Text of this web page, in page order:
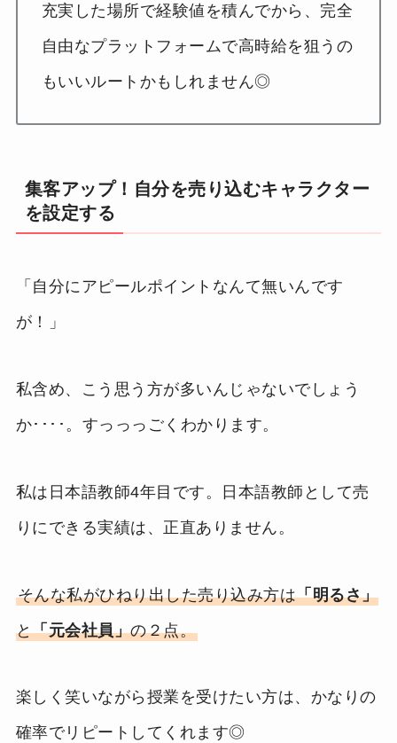
充実した場所で経験値を積んでから、完全
自由なプラットフォームで高時給を狙うの
もいいルートかもしれません◎
集客アップ！自分を売り込むキャラクター
を設定する
「自分にアピールポイントなんて無いんです
が！」
私含め、こう思う方が多いんじゃないでしょう
か････。すっっっごくわかります。
私は日本語教師4年目です。日本語教師として売
りにできる実績は、正直ありません。
そんな私がひねり出した売り込み方は「明るさ」
と「元会社員」の２点。
楽しく笑いながら授業を受けたい方は、かなりの
確率でリピートしてくれます◎